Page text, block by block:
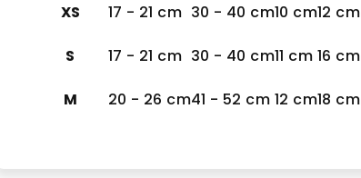
XS 17 - 21 cm 30 - 40 cm10 cm12 cm
S 17 - 21 cm 30 - 40 cm11 cm 16 cm
M 20 - 26 cm41 - 52 cm 12 cm18 cm